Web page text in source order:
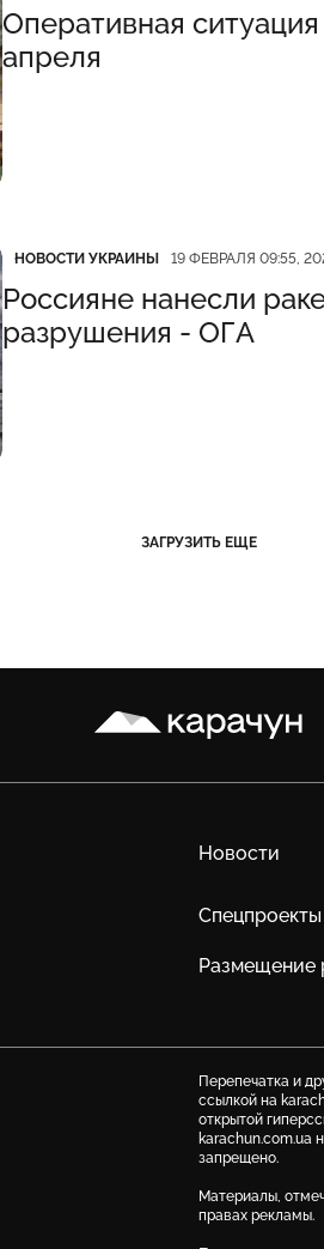
Оперативная
апреля
Категория
НОВОСТИ УКРАИНЫ
Дата публикации 19 ФЕВРАЛЯ 09:55,
Россияне нанесли
разрушения - ОГА
ЗАГРУЗИТЬ ЕЩЕ
Карачун
Новости
Спецпроекты
Размещение
Перепечатка и
ссылкой на
открытой
karachun.com.ua
запрещено.
Материалы,
правах рекламы.